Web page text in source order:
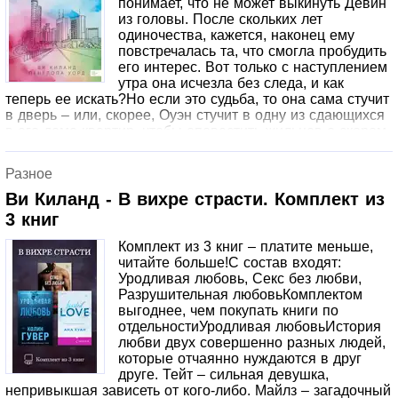
Эротика, любовь, семейные загадки и счастливый
финал. Прекрасное пополнение серии.ВРАЖДА
НИКОГДА НЕ БЫЛА ТАКОЙ СЕКСУАЛЬНОЙ!Вестон
Локвуд – мой враг по праву рождения.Наши деды были
лучшими друзьями, но умудрились поссориться прямо на
свадьбе одного из них.Причиной раздора стала
женщина.С тех пор славную традицию ненавидеть
поддерживали наши отцы. Да и бизнес, который ведут
Вестоном получаем в наследство грандиозный отель от
той самой роковой женщины, рассорившей наших дедов
на долгие годы.Что делать с наследством? И что на
самом деле произошло между нашими семьями в
прошлом?И, главное, почему мы с Вестоном, враждуя, в
конечном итоге раз за разом оказываемся в одной
постели?«Летнее предложение».Идеальный роман для
любителей книг Аны Хуан и Т Л Свон.Романы Ви Киланд
переведены на 26 языков и занимают первые строчки в
рейтинге бестселлеров США, Германии, Бразилии,
Болгарии, Израиля и Венгрии. Миллионы читателей по
всему миру, книжные клубы, фанатские сообщества и
экранизации – все это о Ви Киланд.Парень, которого ты
не забудешь. Лето, которое изменит все.Когда хоккеист
понимает, что не может выкинуть Девин
из головы. После скольких лет
одиночества, кажется, наконец ему
повстречалась та, что смогла пробудить
его интерес. Вот только с наступлением
утра она исчезла без следа, и как
теперь ее искать?Но если это судьба, то она сама стучит
в дверь – или, скорее, Оуэн стучит в одну из сдающихся
в его доме квартир, чтобы оповестить жильцов о скором
восхитительная, сложная Девин с ворохом собственных
проблем и страхов. Девин, которая отнюдь не торопится
сближаться. Но прежде ни одна женщина еще не
казалась Оуэну насколько интересной, и он готов пойти
на все, чтобы добиться ее любви.
Разное
Ви Киланд - В вихре страсти. Комплект из
3 книг
Комплект из 3 книг – платите меньше,
читайте больше!С состав входят:
Уродливая любовь, Секс без любви,
Разрушительная любовьКомплектом
выгоднее, чем покупать книги по
отдельностиУродливая любовьИстория
любви двух совершенно разных людей,
которые отчаянно нуждаются в друг
друге. Тейт – сильная девушка,
непривыкшая зависеть от кого-либо. Майлз – загадочный